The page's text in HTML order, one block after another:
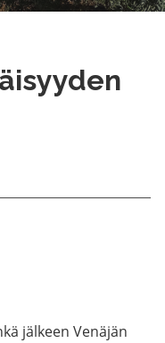
jälkeen Venäjän